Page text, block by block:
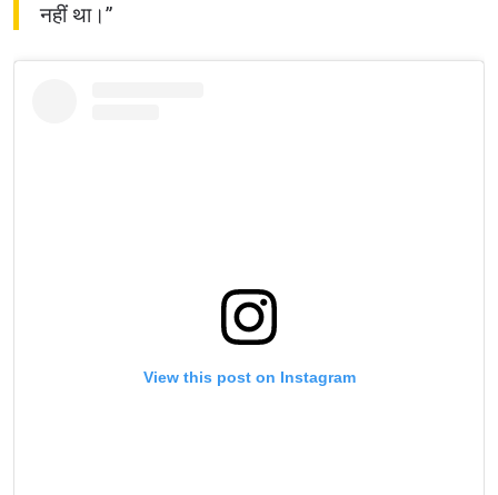
नहीं था।”
View this post on Instagram